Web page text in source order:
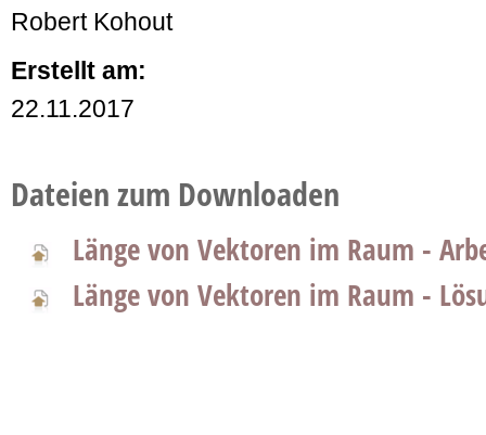
Robert Kohout
Erstellt am:
22.11.2017
Dateien zum Downloaden
Länge von Vektoren im Raum -
Länge von Vektoren im Raum -